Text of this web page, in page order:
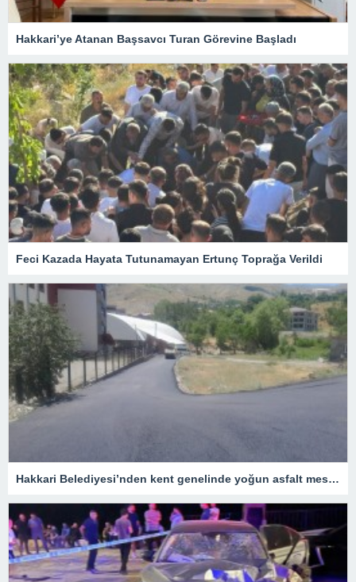
Hakkari’ye Atanan Başsavcı Turan Görevine Başladı
Feci Kazada Hayata Tutunamayan Ertunç Toprağa Verildi
Hakkari Belediyesi’nden kent genelinde yoğun asfalt mesaisi